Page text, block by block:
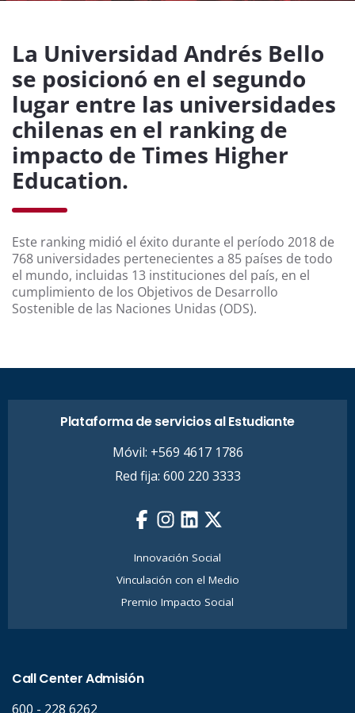
La Universidad Andrés Bello
se posicionó en el segundo
lugar entre las universidades
chilenas en el ranking de
impacto de Times Higher
Education.
Este ranking midió el éxito durante el período 2018 de
768 universidades pertenecientes a 85 países de todo
el mundo, incluidas 13 instituciones del país, en el
cumplimiento de los Objetivos de Desarrollo
Sostenible de las Naciones Unidas (ODS).